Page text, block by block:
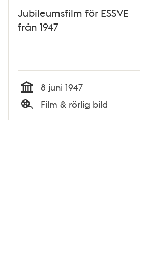
Jubileumsfilm för ESSVE
från 1947
Tid
8 juni 1947
Typ
Film & rörlig bild